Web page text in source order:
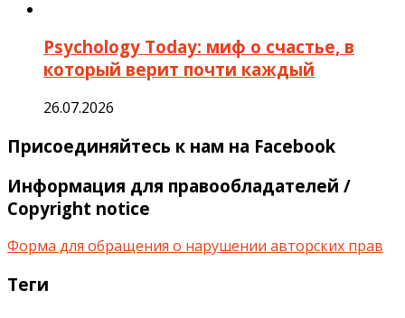
Psychology Today: миф о счастье, в
который верит почти каждый
26.07.2026
Присоединяйтесь к нам на Facebook
Информация для правообладателей /
Copyright notice
Форма для обращения о нарушении авторских прав
Теги